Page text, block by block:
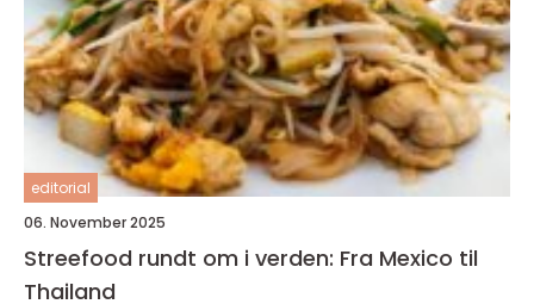
editorial
06. November 2025
Streefood rundt om i verden: Fra Mexico til
Thailand